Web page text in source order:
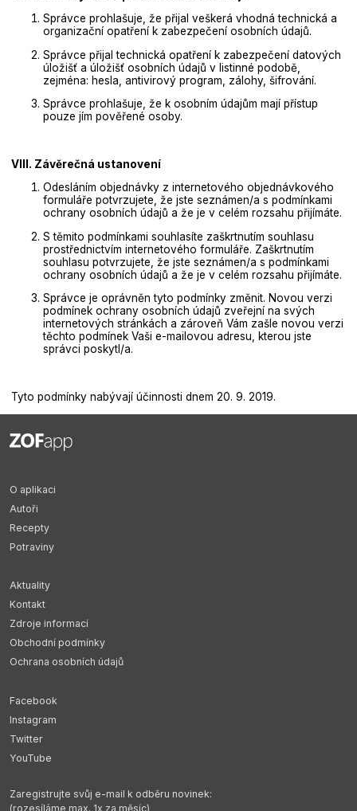
Správce prohlašuje, že přijal veškerá vhodná technická a
organizační opatření k zabezpečení osobních údajů.
Správce přijal technická opatření k zabezpečení datových
úložišť a úložišť osobních údajů v listinné podobě,
zejména: hesla, antivirový program, zálohy, šifrování.
Správce prohlašuje, že k osobním údajům mají přístup
pouze jím pověřené osoby.
VIII. Závěrečná ustanovení
Odesláním objednávky z internetového objednávkového
formuláře potvrzujete, že jste seznámen/a s podmínkami
ochrany osobních údajů a že je v celém rozsahu přijímáte.
S těmito podmínkami souhlasíte zaškrtnutím souhlasu
prostřednictvím internetového formuláře. Zaškrtnutím
souhlasu potvrzujete, že jste seznámen/a s podmínkami
ochrany osobních údajů a že je v celém rozsahu přijímáte.
Správce je oprávněn tyto podmínky změnit. Novou verzi
podmínek ochrany osobních údajů zveřejní na svých
internetových stránkách a zároveň Vám zašle novou verzi
těchto podmínek Vaši e-mailovou adresu, kterou jste
správci poskytl/a.
Tyto podmínky nabývají účinnosti dnem 20. 9. 2019.
O aplikaci
Autoři
Recepty
Potraviny
Aktuality
Kontakt
Zdroje informací
Obchodní podmínky
Ochrana osobních údajů
Facebook
Instagram
Twitter
YouTube
Zaregistrujte svůj e-mail k odběru novinek:
(rozesíláme max. 1x za měsíc)